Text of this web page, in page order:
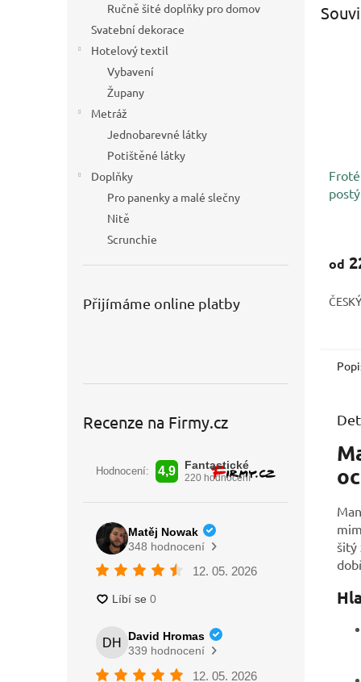
Ručně šité doplňky pro domov
Svatební dekorace
Hotelový textil
Vybavení
Župany
Metráž
Jednobarevné látky
Potištěné látky
Doplňky
Pro panenky a malé slečny
Nitě
Scrunchie
Přijímáme online platby
Recenze na Firmy.cz
od
šitý